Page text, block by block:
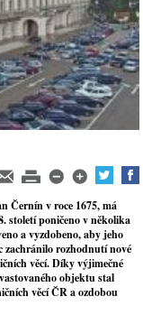
Černín v roce 1675, má
století poničeno v několika
a vyzdobeno, aby jeho
zachránilo rozhodnutí nové
věcí. Díky výjimečné
objektu stal
věcí ČR a ozdobou